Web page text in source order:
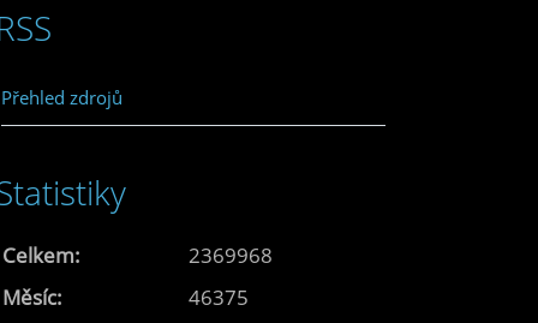
Přehled zdrojů
Celkem:
2369968
Měsíc:
46375